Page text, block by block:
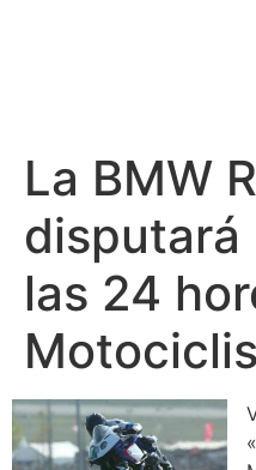
La BMW
disputará
las 24